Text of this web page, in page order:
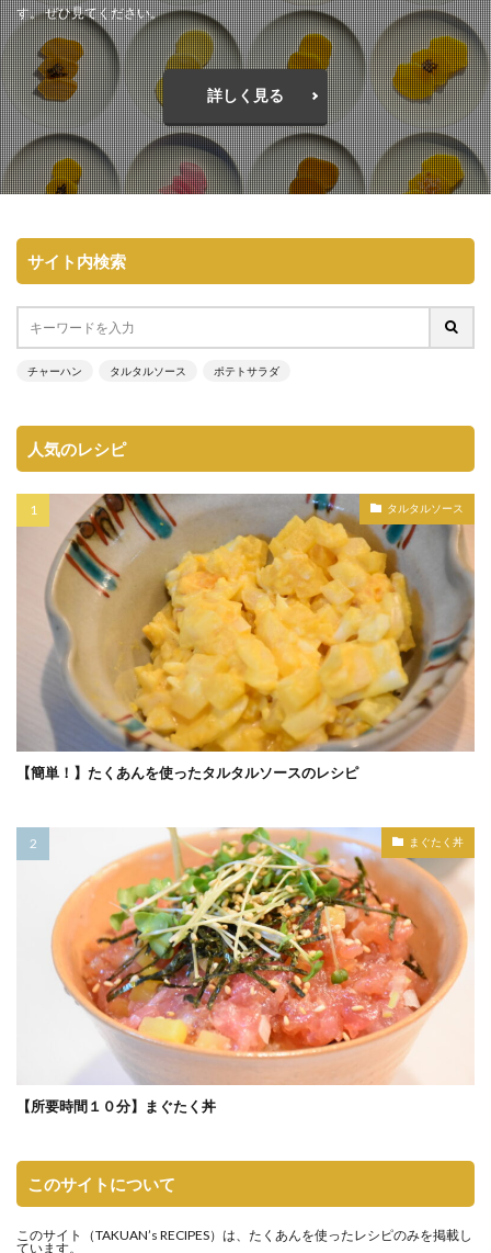
す。 ぜひ見てください。
詳しく見る
サイト内検索
チャーハン タルタルソース ポテトサラダ
人気のレシピ
タルタルソース
【簡単！】たくあんを使ったタルタルソースのレシピ
まぐたく丼
【所要時間１０分】まぐたく丼
このサイトについて
このサイト（TAKUAN’s RECIPES）は、たくあんを使ったレシピのみを掲載し
ています。